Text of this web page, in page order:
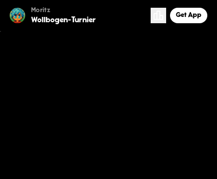
Moritz
Wollbogen-Turnier
Get App